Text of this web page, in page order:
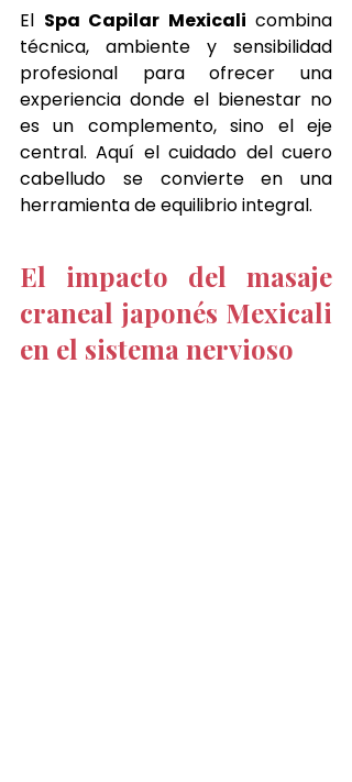
El Spa Capilar Mexicali combina
técnica, ambiente y sensibilidad
profesional para ofrecer una
experiencia donde el bienestar no
es un complemento, sino el eje
central. Aquí el cuidado del cuero
cabelludo se convierte en una
herramienta de equilibrio integral.
El impacto del masaje
craneal japonés Mexicali
en el sistema nervioso